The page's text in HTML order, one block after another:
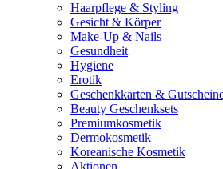
Haarpflege & Styling
Gesicht & Körper
Make-Up & Nails
Gesundheit
Hygiene
Erotik
Geschenkkarten &
Beauty Geschenksets
Premiumkosmetik
Dermokosmetik
Koreanische Kosmetik
Aktionen